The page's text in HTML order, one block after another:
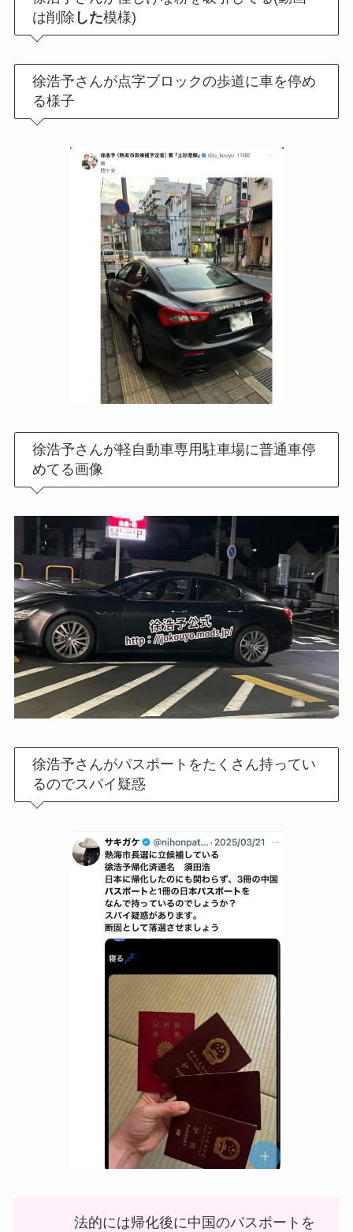
は削除 した模様)
徐浩予さんが点字ブロックの歩道に車を停め
る様子
徐浩予さんが軽自動車専用駐車場に普通車停
めてる画像
徐浩予さんがパスポートをたくさん持ってい
るのでスパイ疑惑
法的には帰化後に中国のパスポートを